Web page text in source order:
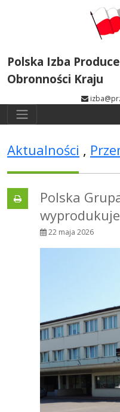
Polska Izba
Obronności Kraju
Aktualności ,
Polska
22 maja 2026